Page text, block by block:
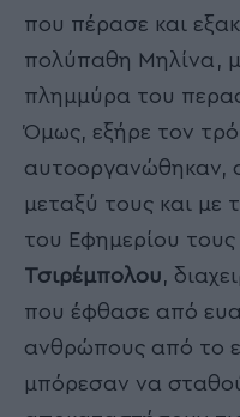
που πέρασε και
πολύπαθη Μηλίνα,
πλημμύρα του
Όμως, εξήρε τον
αυτοοργανώθηκαν,
μεταξύ τους και με
του Εφημερίου τους
Τσιρέμπολου,
που έφθασε από
ανθρώπους από το
μπόρεσαν να